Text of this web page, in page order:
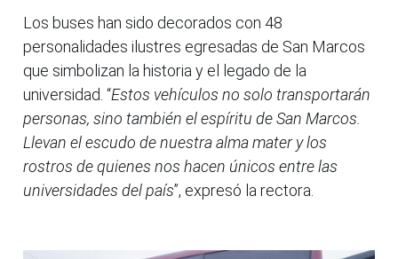
Los buses han sido decorados con 48
personalidades ilustres egresadas de San Marcos
que simbolizan la historia y el legado de la
universidad. “Estos vehículos no solo transportarán
personas, sino también el espíritu de San Marcos.
Llevan el escudo de nuestra alma mater y los
rostros de quienes nos hacen únicos entre las
universidades del país”, expresó la rectora.